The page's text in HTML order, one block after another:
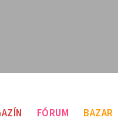
FÓRUM BAZAR